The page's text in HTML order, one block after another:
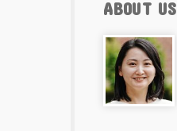
ABOUT US